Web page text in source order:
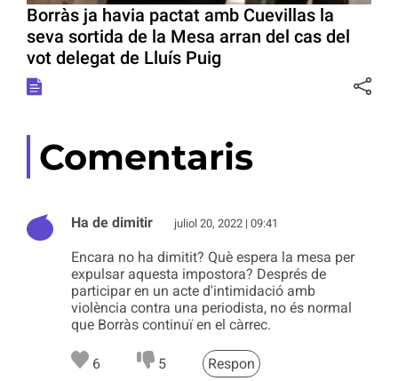
Borràs ja havia pactat amb Cuevillas la
seva sortida de la Mesa arran del cas del
vot delegat de Lluís Puig
Comentaris
Ha de dimitir juliol 20, 2022 | 09:41
Encara no ha dimitit? Què espera la mesa per
expulsar aquesta impostora? Després de
participar en un acte d'intimidació amb
violència contra una periodista, no és normal
que Borràs continuï en el càrrec.
6 5 Respon